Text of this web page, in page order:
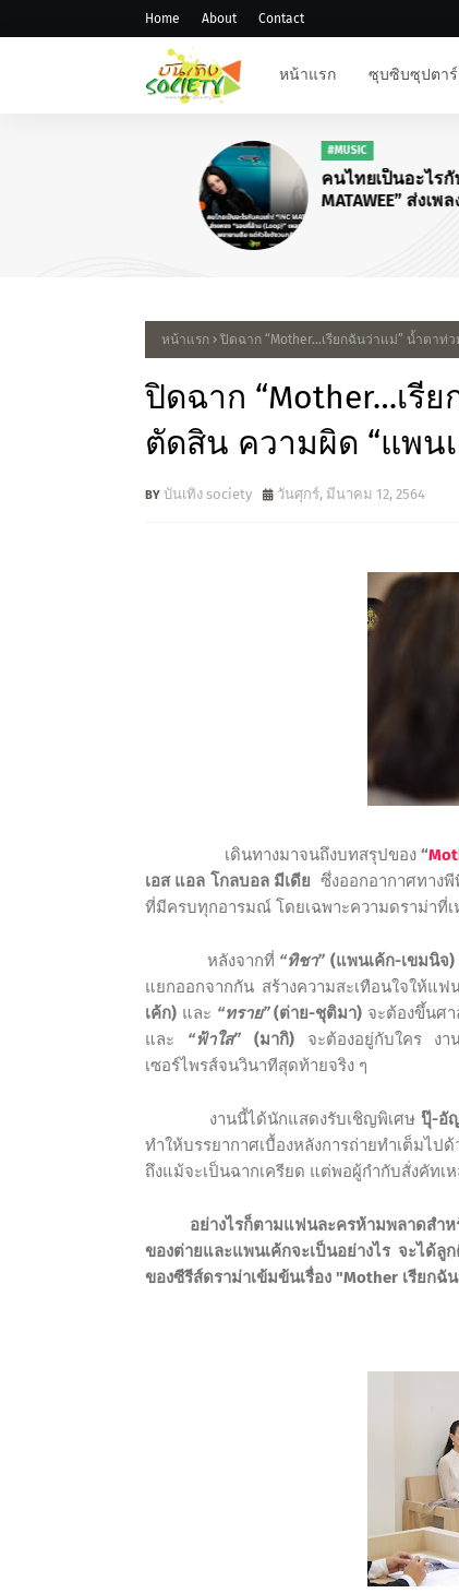
Home About Contact
หน้าแรก ซุบซิบซุปตาร์
#MUSIC
คนไทยเป็นอะไรกับคนเก่
MATAWEE” ส่งเพลง “รอ
(Loop)”
หน้าแรก ปิดฉาก “Mother…เรียกฉันว่าแม่” น้ำตาท่
ปิดฉาก “Mother…เรี
ตัดสิน ความผิด “แพน
บันเทิง society วันศุกร์, มีนาคม 12, 2564
เดินทางมาจนถึงบทสรุปของ “
เอส แอล โกลบอล มีเดีย ซึ่งออกอากาศทาง
ที่มีครบทุกอารมณ์ โดยเฉพาะความดราม่าที่
หลังจากที่ “ทิชา” (แพนเค้ก-เขมนิจ)
แยกออกจากกัน สร้างความสะเทือนใจให้แฟ
เค้ก) และ “ทราย”(ต่าย-ชุติมา) จะต้องขึ้นศ
และ “ฟ้าใส”(มากิ)จะต้องอยู่กับใคร งา
เซอร์ไพรส์จนวินาทีสุดท้ายจริง ๆ
งานนี้ได้นักแสดงรับเชิญพิเศษ ปุ๊-อั
ทำให้บรรยากาศเบื้องหลังการถ่ายทำเต็มไ
ถึงแม้จะเป็นฉากเครียด แต่พอผู้กำกับสั่งคัท
อย่างไรก็ตามแฟนละครห้ามพลาดสำห
ของต่ายและแพนเค้กจะเป็นอย่างไร จะได้ลู
ของซีรีส์ดราม่าเข้มข้นเรื่อง "Mother เรียกฉั